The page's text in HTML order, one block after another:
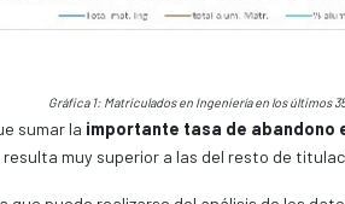
Gráfica 1: Matriculados en Ingeniería en los últimos
sumar la importante tasa de abandono
resulta muy superior a las del resto de